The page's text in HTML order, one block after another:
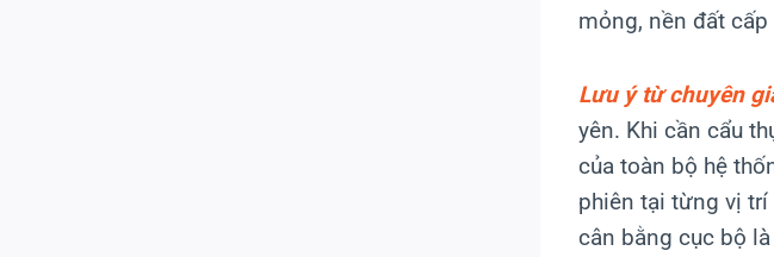
mỏng, nền đất
Lưu ý từ chuyên
yên. Khi cần cẩu
của toàn bộ hệ
phiên tại từng vị trí
cân bằng cục bộ